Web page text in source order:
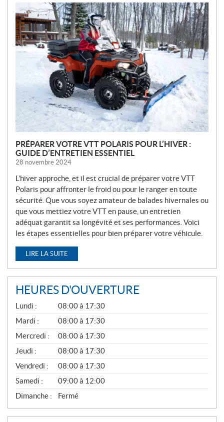
N
O
U
V
E
E
PRÉPARER VOTRE VTT POLARIS POUR L’HIVER :
GUIDE D’ENTRETIEN ESSENTIEL
28 novembre 2024
L’hiver approche, et il est crucial de préparer votre VTT
Polaris pour affronter le froid ou pour le ranger en toute
sécurité. Que vous soyez amateur de balades hivernales ou
que vous mettiez votre VTT en pause, un entretien
adéquat garantit sa longévité et ses performances. Voici
les étapes essentielles pour bien préparer votre véhicule.
LIRE LA SUITE
HEURES D'OUVERTURE
G
É
N
É
R
A
L
Lundi :
08:00 à 17:30
Mardi :
08:00 à 17:30
Mercredi :
08:00 à 17:30
Jeudi :
08:00 à 17:30
Vendredi :
08:00 à 17:30
Samedi :
09:00 à 12:00
Dimanche :
Fermé